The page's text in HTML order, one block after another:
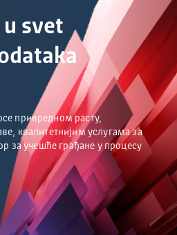
svet
привредном расту,
квалитетнијим услугама за
за учешће грађане у процесу